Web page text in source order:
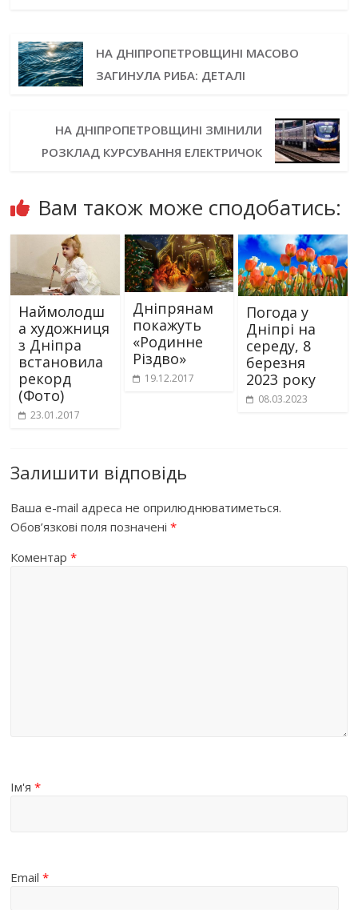
НА ДНІПРОПЕТРОВЩИНІ МАСОВО
ЗАГИНУЛА РИБА: ДЕТАЛІ
НА ДНІПРОПЕТРОВЩИНІ ЗМІНИЛИ
РОЗКЛАД КУРСУВАННЯ ЕЛЕКТРИЧОК
Вам також може сподобатись:
Наймолодш
а художниця
з Дніпра
встановила
рекорд
(Фото)
23.01.2017
Дніпрянам
покажуть
«Родинне
Різдво»
19.12.2017
Погода у
Дніпрі на
середу, 8
березня
2023 року
08.03.2023
Залишити відповідь
Ваша e-mail адреса не оприлюднюватиметься.
Обов’язкові поля позначені*
Коментар*
Ім'я*
Email*